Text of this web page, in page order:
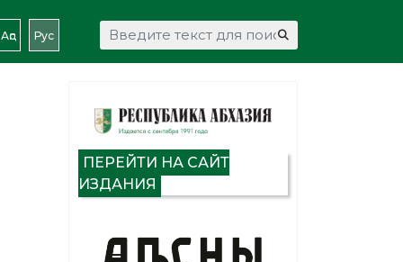
Аԥс Рус Искать...
ПЕРЕЙТИ НА САЙТ
ИЗДАНИЯ